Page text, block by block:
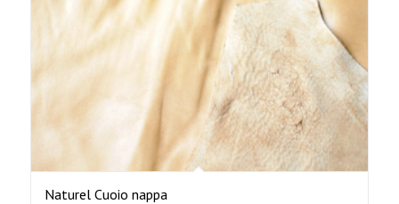
Naturel Cuoio nappa